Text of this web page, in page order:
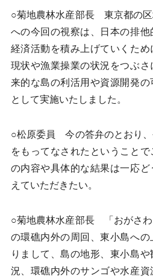
○菊地農林水産部長 東京都の
への今回の視察は、日本の排
経済活動を積み上げていくた
現状や漁業操業の状況をつぶ
来的な島の利活用や資源開発
として実施いたしました。
○松原委員 今の答弁のとおり
をもってなされたということ
の内容や具体的な結果は一応
えていただきたい。
○菊地農林水産部長 「おがさ
の環礁内外の周回、東小島への
りまして、島の地形、東小島
況、環礁内外のサンゴや水産資